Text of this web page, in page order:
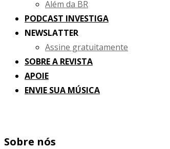
Além da BR
PODCAST INVESTIGA
NEWSLATTER
Assine gratuitamente
SOBRE A REVISTA
APOIE
ENVIE SUA MÚSICA
Sobre nós